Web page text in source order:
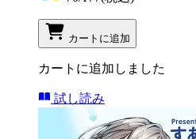
カートに追加
カートに追加しました
試し読み